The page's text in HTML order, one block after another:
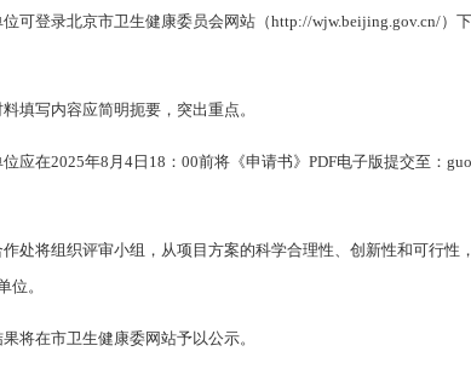
位可登录北京市卫生健康委员会网站（http://wjw.beijing.gov.cn/
填写内容应简明扼要，突出重点。
位应在2025年8月4日18：00前将《申请书》PDF电子版提交至：
作处将组织评审小组，从项目方案的科学合理性、创新性和可行
位。
将在市卫生健康委网站予以公示。